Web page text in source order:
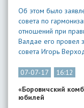
Об этом было
совета по
отношений при
Валдае его провел
совета Игорь
07-07-17
16:12
«Боровичский
юбилей